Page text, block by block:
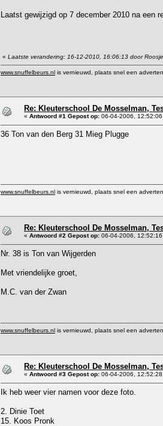
Laatst gewijzigd op 7 december 2010 na een
« Laatste verandering: 16-12-2010, 16:06:13 door Roosje
www.snuffelbeurs.nl is vernieuwd, plaats snel een
Re: Kleuterschool De Mosselman,
« Antwoord #1 Gepost op: 06-04-2006,
36 Ton van den Berg 31 Mieg Plugge
www.snuffelbeurs.nl is vernieuwd, plaats snel een
Re: Kleuterschool De Mosselman,
« Antwoord #2 Gepost op: 06-04-2006,
Nr. 38 is Ton van Wijgerden
Met vriendelijke groet,
M.C. van der Zwan
www.snuffelbeurs.nl is vernieuwd, plaats snel een
Re: Kleuterschool De Mosselman,
« Antwoord #3 Gepost op: 06-04-2006,
Ik heb weer vier namen voor deze foto.
2. Dinie Toet
15. Koos Pronk